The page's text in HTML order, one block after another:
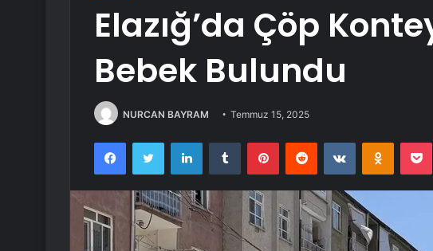
Elazığ’da Çöp
Bebek Bulundu
NURCAN BAYRAM Temmuz 15, 2025
FacebookTwitter LinkedInTumblr PinterestReddit VKontakte